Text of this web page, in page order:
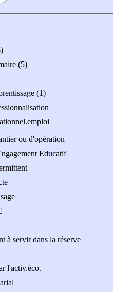
(5)
(1)
ou d'opération
Educatif
à servir dans la réserve
l'activ.éco.